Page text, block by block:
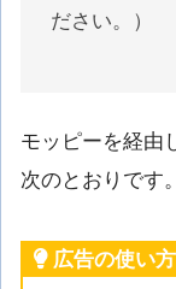
ださい。）
モッピーを経由
次のとおりです。
広告の使い方